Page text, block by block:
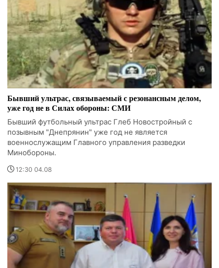
Бывший ультрас, связываемый с резонансным делом,
уже год не в Силах обороны: СМИ
Бывший футбольный ультрас Глеб Новостройный с
позывным "Днепрянин" уже год не является
военнослужащим Главного управления разведки
Минобороны.
12:30 04.08